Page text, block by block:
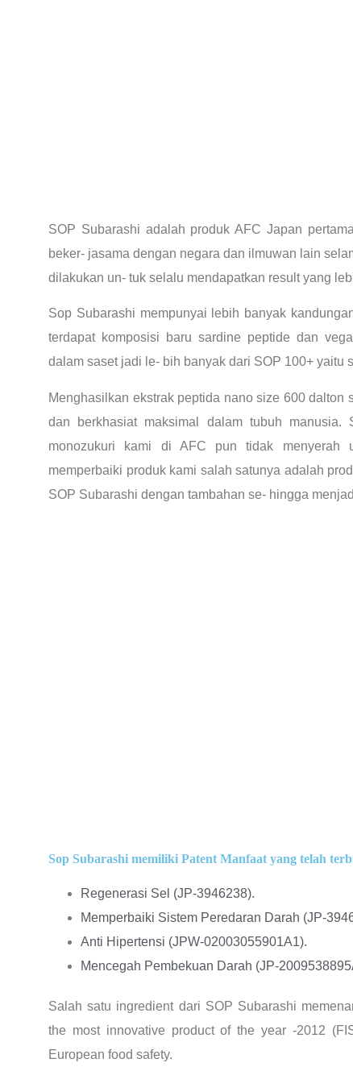
SOP Subarashi adalah produk AFC Japan
beker- jasama dengan negara dan ilmuwan lain
dilakukan un- tuk selalu mendapatkan result yang
Sop Subarashi mempunyai lebih banyak
terdapat komposisi baru sardine peptide dan
dalam saset jadi le- bih banyak dari SOP 100+ yaitu
Menghasilkan ekstrak peptida nano size 600 dalton
dan berkhasiat maksimal dalam tubuh
monozukuri kami di AFC pun tidak menyerah
memperbaiki produk kami salah satunya adalah
SOP Subarashi dengan tambahan se- hingga
Sop Subarashi memiliki Patent Manfaat yang telah
Regenerasi Sel (JP-3946238).
Memperbaiki Sistem Peredaran Darah (JP-
Anti Hipertensi (JPW-02003055901A1).
Mencegah Pembekuan Darah (JP-
Salah satu ingredient dari SOP Subarashi
the most innovative product of the year -2012
European food safety.